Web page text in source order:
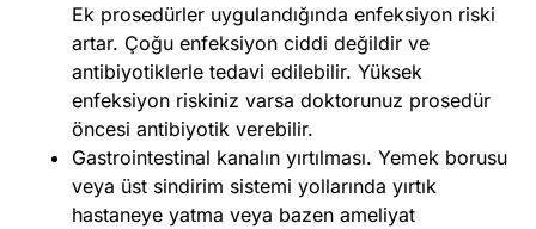
Ek prosedürler uygulandığında enfeksiyon riski
artar. Çoğu enfeksiyon ciddi değildir ve
antibiyotiklerle tedavi edilebilir. Yüksek
enfeksiyon riskiniz varsa doktorunuz prosedür
öncesi antibiyotik verebilir.
Gastrointestinal kanalın yırtılması. Yemek borusu
veya üst sindirim sistemi yollarında yırtık
hastaneye yatma veya bazen ameliyat